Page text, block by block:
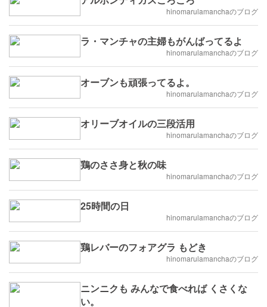
hinomarulamanchaのブログ
ラ・マンチャの主婦もがんばってるよ
hinomarulamanchaのブログ
オーブンも頑張ってるよ。
hinomarulamanchaのブログ
オリーブオイルの三段活用
hinomarulamanchaのブログ
鶏のささ身と秋の味
hinomarulamanchaのブログ
25時間の日
hinomarulamanchaのブログ
鶏レバーのフォアグラ もどき
hinomarulamanchaのブログ
ニンニクも みんなで食べれば くさくな
い。